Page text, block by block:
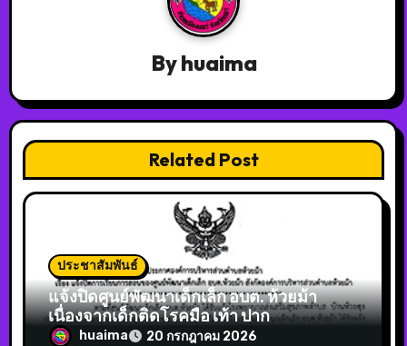
Byhuaima
Related Post
ประชาสัมพันธ์
แจ้งปิดศูนย์พัฒนาเด็กเล็ก อบต. ห้วยม้า
เนื่องจากเด็กติดโรคมือ เท้า ปาก
huaima 20 กรกฎาคม 2026